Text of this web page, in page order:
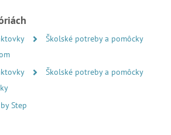
Školské potreby a pomôcky
Školské potreby a pomôcky
Step